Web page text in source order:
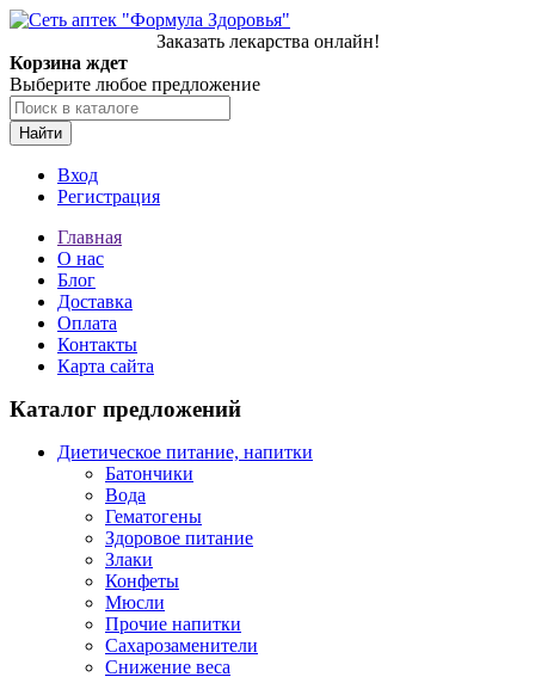
Заказать лекарства онлайн!
Корзина ждет
Выберите любое предложение
Найти
Вход
Регистрация
Главная
О нас
Блог
Доставка
Оплата
Контакты
Карта сайта
Каталог предложений
Диетическое питание, напитки
Батончики
Вода
Гематогены
Здоровое питание
Злаки
Конфеты
Мюсли
Прочие напитки
Сахарозаменители
Снижение веса